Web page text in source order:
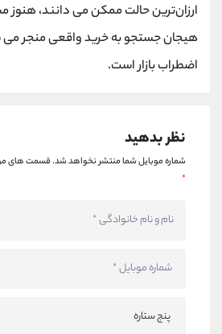
ارزان‌ترین حالت ممکن می دانند،
هیجان جستجو به خرید واقعی منجر می
اضطراب بازار است.
نظر بدهید
شماره موبایل شما منتشر نخواهد شد.قسمت های
*